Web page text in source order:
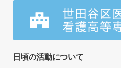
日頃の活動について